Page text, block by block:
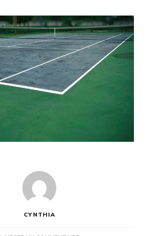
CYNTHIA